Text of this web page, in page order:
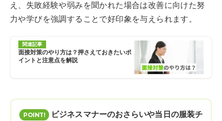
え、失敗経験や弱みを聞かれた場合は改善に向けた努
力や学びを強調することで好印象を与えられます。
関連記事
面接対策のやり方は？押さえておきたいポ
イントと注意点を解説
ビジネスマナーのおさらいや当日の服装チ